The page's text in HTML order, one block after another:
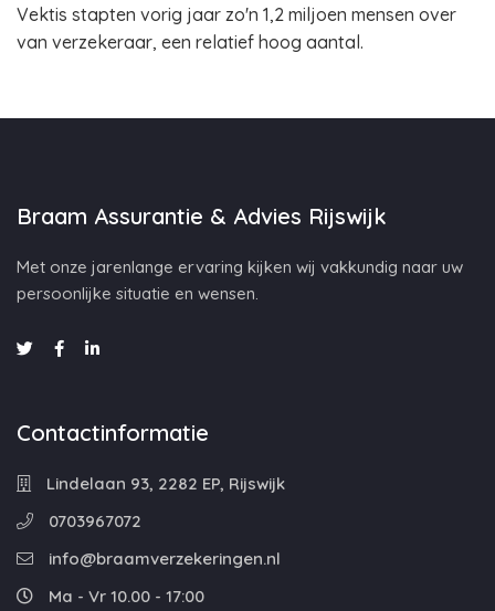
Vektis stapten vorig jaar zo'n 1,2 miljoen mensen over
van verzekeraar, een relatief hoog aantal.
Braam Assurantie & Advies Rijswijk
Met onze jarenlange ervaring kijken wij vakkundig naar uw
persoonlijke situatie en wensen.
Contactinformatie
Lindelaan 93, 2282 EP, Rijswijk
0703967072
info@braamverzekeringen.nl
Ma - Vr 10.00 - 17:00